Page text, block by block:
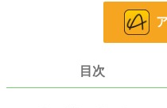
28,605
更新日時 2025.03.30 16:51
目次